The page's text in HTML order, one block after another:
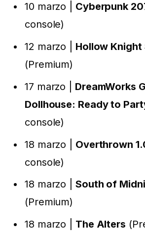
10 marzo | Cyberpunk
console)
12 marzo | Hollow Knight
(Premium)
17 marzo | DreamWorks
Dollhouse: Ready to
console)
18 marzo | Overthrown
console)
18 marzo | South of
(Premium)
18 marzo | The Alters